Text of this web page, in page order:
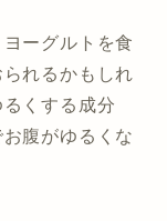
ーグルトを食
れるかもしれ
くする成分
腹がゆるくな